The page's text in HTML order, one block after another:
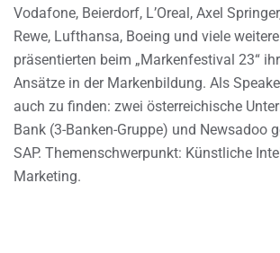
Vodafone, Beierdorf, L’Oreal, Axel
Rewe, Lufthansa, Boeing und viele
präsentierten beim „Markenfestival 23“
Ansätze in der Markenbildung. Als
auch zu finden: zwei österreichische
Bank (3-Banken-Gruppe) und Newsadoo
SAP. Themenschwerpunkt: Künstliche
Marketing.